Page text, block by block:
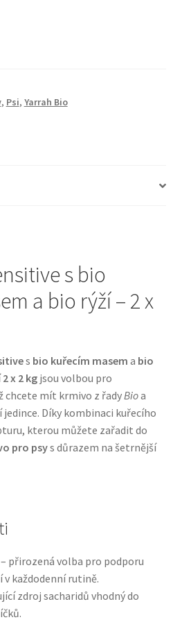
— Italské holistic krmivo
vybavení
krmivo s nordickou kvalitou
psy — Italské krmivo s
psy
, Psi, Yarrah Bio
s bio
a bio rýží – 2 x
s bio kuřecím masem a bio
2 x 2 kgjsou volbou pro
chcete mít krmivo z řady Bioa
Díky kombinaci kuřecího
kterou můžete zařadit do
pro psys důrazem na šetrnější
– přirozená volba pro podporu
každodenní rutině.
zdroj sacharidů vhodný do